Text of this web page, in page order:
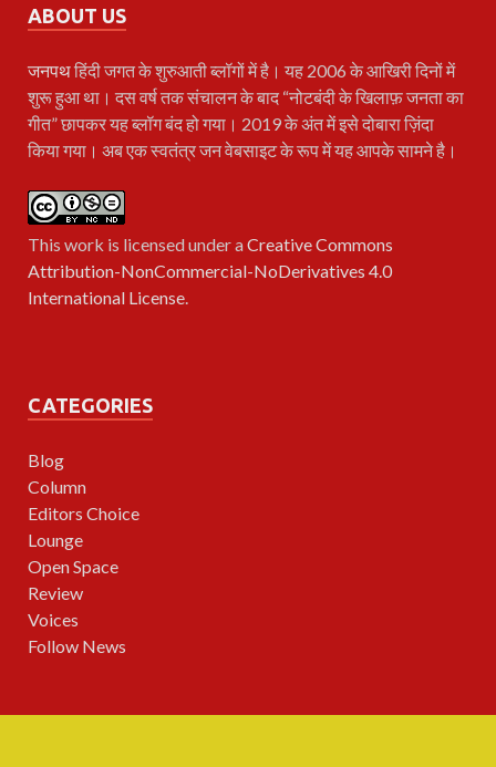
ABOUT US
जनपथहिंदी जगत के शुरुआती ब्लॉगों में है। यह 2006 के आखिरी दिनों में
शुरू हुआ था। दस वर्ष तक संचालन के बाद “नोटबंदी के खिलाफ़ जनता का
गीत” छापकर यह ब्लॉग बंद हो गया। 2019 के अंत में इसे दोबारा ज़िंदा
किया गया। अब एक स्वतंत्र जन वेबसाइट के रूप में यह आपके सामने है।
This work is licensed under aCreative Commons
Attribution-NonCommercial-NoDerivatives 4.0
International License.
CATEGORIES
Blog
Column
Editors Choice
Lounge
Open Space
Review
Voices
Follow News